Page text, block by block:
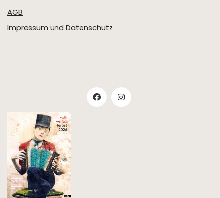
AGB
Impressum und Datenschutz